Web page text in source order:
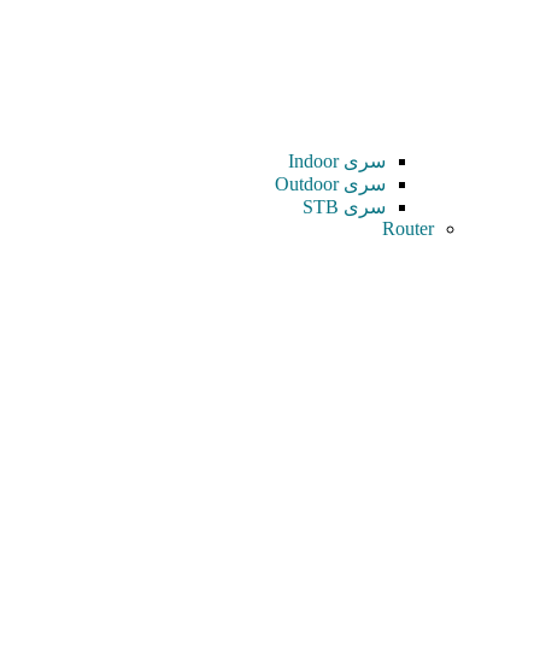
سری Indoor
سری Outdoor
سری STB
Router